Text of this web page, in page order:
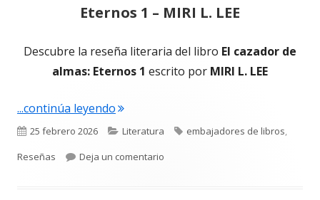
Eternos 1 – MIRI L. LEE
Descubre la reseña literaria del libro El cazador de
almas: Eternos 1 escrito por MIRI L. LEE
...continúa leyendo"Reseña literaria: El cazador de almas:
Publicado
el
25 febrero 2026 Categorías
Literatura Etiquetas
embajadores de libros,
Reseñas
Deja un comentario